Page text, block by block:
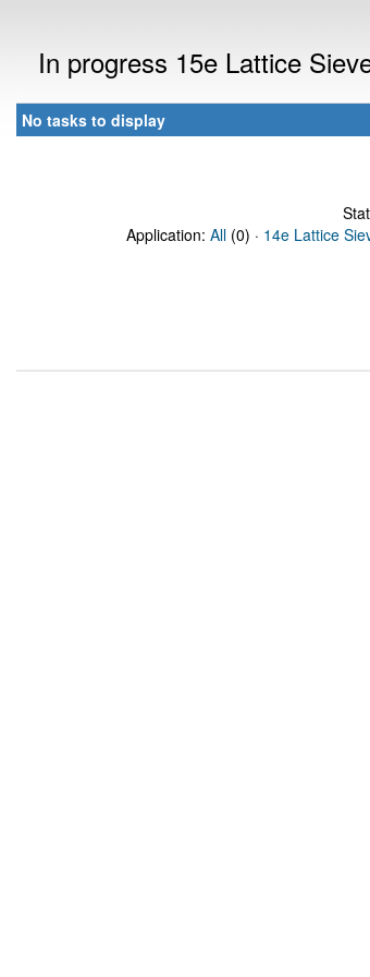
In progress 15e Lattice
No tasks to display
Application: All (0) · 14e Lattice